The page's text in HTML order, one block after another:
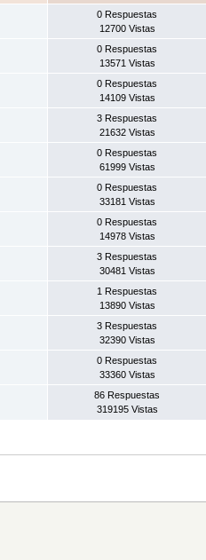
0 Respuestas
12700 Vistas
0 Respuestas
13571 Vistas
0 Respuestas
14109 Vistas
3 Respuestas
21632 Vistas
0 Respuestas
61999 Vistas
0 Respuestas
33181 Vistas
0 Respuestas
14978 Vistas
3 Respuestas
30481 Vistas
1 Respuestas
13890 Vistas
3 Respuestas
32390 Vistas
0 Respuestas
33360 Vistas
86 Respuestas
319195 Vistas